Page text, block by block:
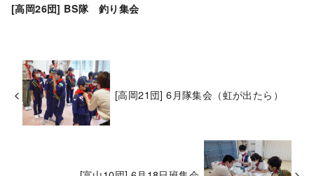
[高岡26団] BS隊 釣り集会
[高岡21団] 6月隊集会（虹が出たら）